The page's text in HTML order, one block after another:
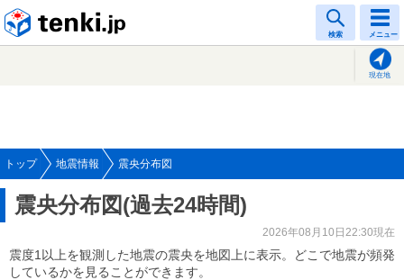
検索 メニュー
現在地
トップ 地震情報 震央分布図
震央分布図(過去24時間)
2026年08月10日22:30現在
震度1以上を観測した地震の震央を地図上に表示。どこで地震が頻発
しているかを見ることができます。